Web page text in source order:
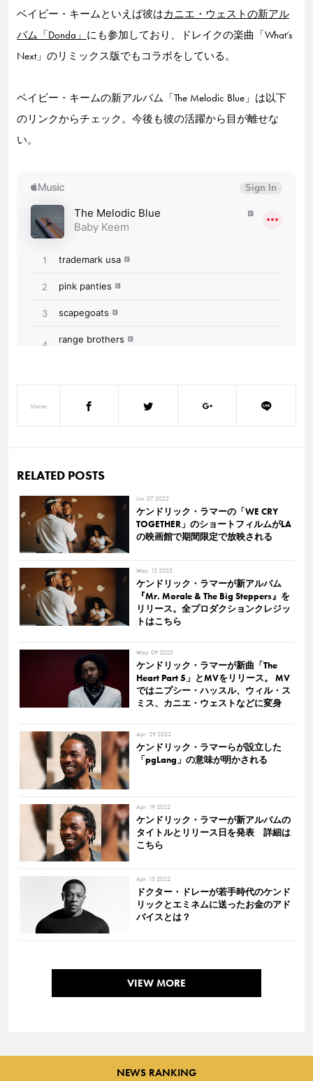
ベイビー・キームといえば彼はカニエ・ウェストの新アル
バム「Donda」 にも参加しており、ドレイクの楽曲「What’s
Next」のリミックス版でもコラボをしている。
ベイビー・キームの新アルバム「The Melodic Blue」は以下
のリンクからチェック。今後も彼の活躍から目が離せな
い。
Shares
RELATED POSTS
Jun. 07 2022
ケンドリック・ラマーの「WE CRY
TOGETHER」のショートフィルムがLA
の映画館で期間限定で放映される
May. 13 2022
ケンドリック・ラマーが新アルバム
『Mr. Morale & The Big Steppers』を
リリース。全プロダクションクレジッ
トはこちら
May. 09 2022
ケンドリック・ラマーが新曲「The
Heart Part 5」とMVをリリース。 MV
ではニプシー・ハッスル、ウィル・ス
ミス、カニエ・ウェストなどに変身
Apr. 29 2022
ケンドリック・ラマーらが設立した
「pgLang」の意味が明かされる
Apr. 19 2022
ケンドリック・ラマーが新アルバムの
タイトルとリリース日を発表 詳細は
こちら
Apr. 15 2022
ドクター・ドレーが若手時代のケンド
リックとエミネムに送ったお金のアド
バイスとは？
VIEW MORE
NEWS RANKING